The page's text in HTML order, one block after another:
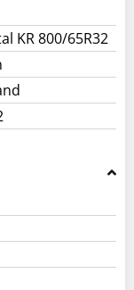
KR 800/65R32